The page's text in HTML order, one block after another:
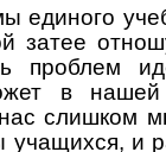
единого
затее
проблем
в
слишком
учащихся, и